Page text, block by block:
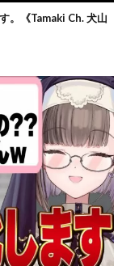
。《Tamaki Ch. 犬山